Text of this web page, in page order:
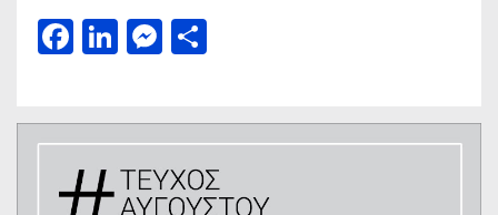
Facebook
LinkedIn
Messenger